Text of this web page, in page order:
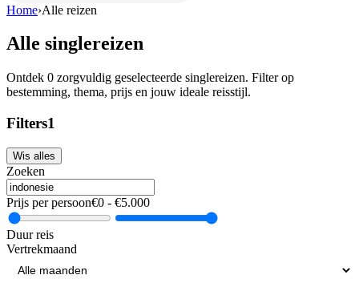
Home›Alle reizen
Alle singlereizen
Ontdek 0 zorgvuldig geselecteerde singlereizen. Filter op
bestemming, thema, prijs en jouw ideale reisstijl.
Filters1
Wis alles
Zoeken
Prijs per persoon€0 - €5.000
Duur reis
Vertrekmaand